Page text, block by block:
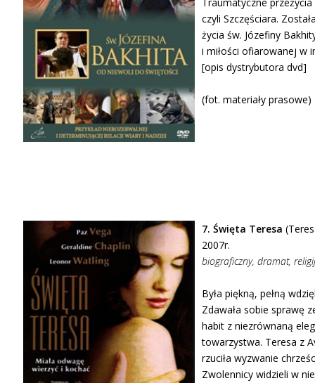
czyli Szczęściara.
życia św. Józefiny
i miłości ofiarowanej w
[opis dystrybutora dvd]
(fot. materiały prasowe)
7. Święta Teresa
2007r.
biograficzny, dramat,
Była piękną, pełną
Zdawała sobie sprawę
habit z niezrównaną
towarzystwa. Teresa z
rzuciła wyzwanie
Zwolennicy widzieli w